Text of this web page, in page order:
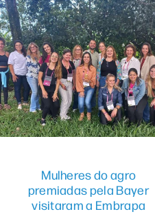
Mulheres do agro
premiadas pela Bayer
visitaram a Embrapa